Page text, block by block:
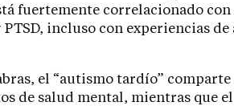
fuertemente correlacionado con
PTSD, incluso con experiencias
el “autismo tardío”
de salud mental, mientras que